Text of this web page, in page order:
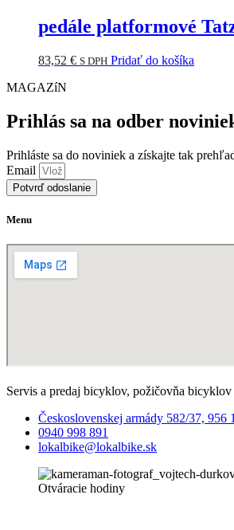
178,35 €.134,07 €.
pedále platformové
83,52 € S DPH Pridať do košíka
MAGAZíN
Prihlás sa na odber
Prihláste sa do noviniek a získajte tak
Email
Potvrď odoslanie
Menu
Servis a predaj bicyklov, požičovňa
Československej armády 582/37, 956
0940 998 891
lokalbike@lokalbike.sk
Otváracie hodiny